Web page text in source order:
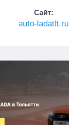
Сайт:
auto-ladatlt.ru